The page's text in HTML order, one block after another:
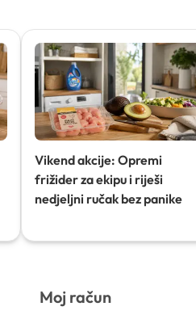
Vikend akcije: Opremi
frižider za ekipu i riješi
nedjeljni ručak bez panike
Moj račun